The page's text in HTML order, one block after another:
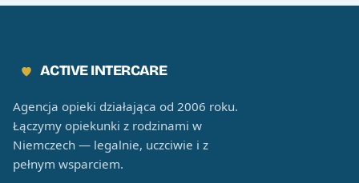
ACTIVE INTERCARE
Agencja opieki działająca od 2006 roku.
Łączymy opiekunki z rodzinami w
Niemczech — legalnie, uczciwie i z
pełnym wsparciem.